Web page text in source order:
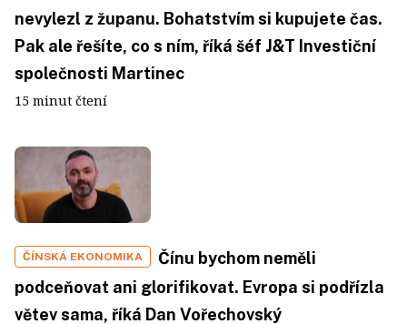
nevylezl z županu. Bohatstvím si kupujete čas.
Pak ale řešíte, co s ním, říká šéf J&T Investiční
společnosti Martinec
15 minut čtení
ČÍNSKÁ EKONOMIKA
Čínu bychom neměli
podceňovat ani glorifikovat. Evropa si podřízla
větev sama, říká Dan Vořechovský